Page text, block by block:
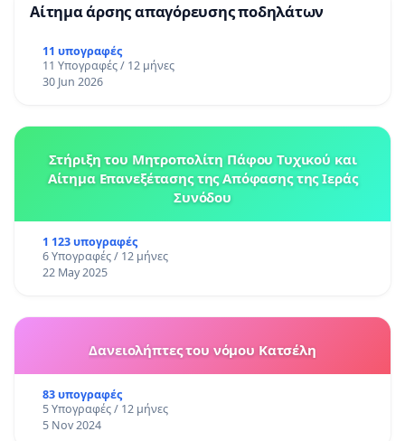
Αίτημα άρσης απαγόρευσης ποδηλάτων
11 υπογραφές
11 Υπογραφές / 12 μήνες
30 Jun 2026
Στήριξη του Μητροπολίτη Πάφου Τυχικού και
Αίτημα Επανεξέτασης της Απόφασης της Ιεράς
Συνόδου
1 123 υπογραφές
6 Υπογραφές / 12 μήνες
22 May 2025
Δανειολήπτες του νόμου Κατσέλη
83 υπογραφές
5 Υπογραφές / 12 μήνες
5 Nov 2024